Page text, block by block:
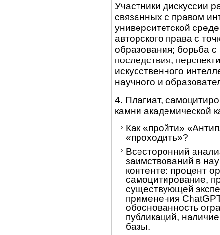
Участники дискуссии
связанных с правом
университетской
авторского права с
образования; борьба
последствия;
искусственного
научного и
4. Плагиат,
камни академической
Как «пройти»
«проходить»?
Всесторонний
заимствований в
контенте: процент
самоцитирование,
существующей
применения
обоснованность
публикаций,
базы.